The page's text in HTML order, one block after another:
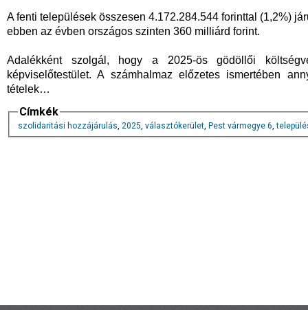
A fenti települések összesen 4.172.284.544 forinttal (1,2%)
ebben az évben országos szinten 360 milliárd forint.
Adalékként szolgál, hogy a 2025-ös gödöllői
képviselőtestület. A számhalmaz előzetes ismertében
tételek…
Címkék
szolidaritási hozzájárulás, 2025, választókerület, Pest vármegye 6,